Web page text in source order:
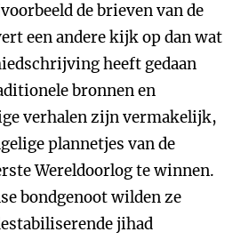
de brieven van de
een andere kijk op dan wat
heeft gedaan
bronnen en
verhalen zijn vermakelijk,
plannetjes van de
Wereldoorlog te winnen.
bondgenoot wilden ze
jihad